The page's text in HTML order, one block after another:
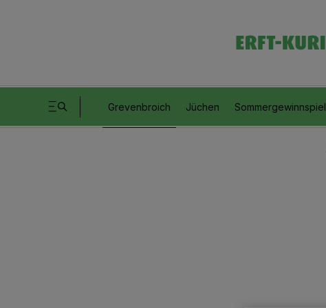
Grevenbroich Jüchen Sommergewinnspiel